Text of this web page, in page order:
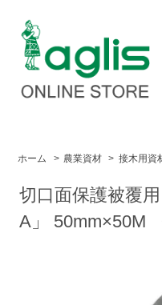
ホーム > 農業資材 > 接木用資
切口面保護被覆
A」 50mm×50M